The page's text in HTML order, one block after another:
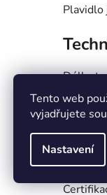
Tento web
vyjadřujete
Nastavení
Plavidlo
Délka
Šířka
Čistá
Nosná
Max.